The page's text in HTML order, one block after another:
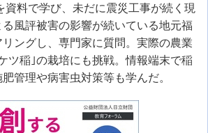
資料で学び、未だに震災工事が続く現
風評被害の影響が続いている地元福
ングし、専門家に質問。実際の農業
ツ稲｣の栽培にも挑戦。情報端末で稲
管理や病害虫対策等も学んだ。